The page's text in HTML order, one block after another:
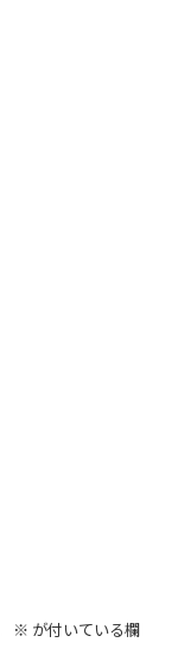
※ が付いている欄